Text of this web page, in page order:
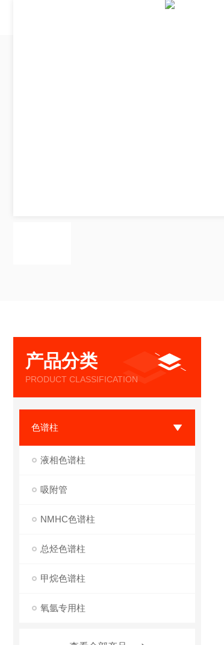
产品分类
PRODUCT CLASSIFICATION
色谱柱
液相色谱柱
吸附管
NMHC色谱柱
总烃色谱柱
甲烷色谱柱
氧氩专用柱